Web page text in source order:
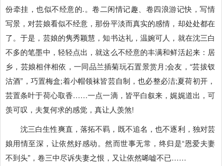
份牵挂，也似不经意的.。卷二闲情记趣、卷四浪游记快，写情
写景，对芸娘看似不经意，那份平淡而真实的感情，却处处都在
了。于是，芸娘的隽秀颖慧，知书达礼，温婉可人，就在沈三白
不多的笔墨中，轻轻点出，就这么不经意的丰满和鲜活起来：居
乡，芸娘相伴相依，一同品兰插菊玩石置景赏月;会友，“芸拔钗
沽酒”，巧置梅盒;着小帽领袜皆芸自制，也必整必洁;夏荷初开，
芸置条叶于荷心取香……一点一滴，皆平白叙来，娓娓道出，可
羡可叹，夫复何求的感觉，真让人羡煞!
沈三白生性爽直，落拓不羁，既不追名，也不逐利，独对芸
娘用情至深，让依然好感动。然而世事无常，终归是“恩爱夫妻
不到头”，卷三中尽诉失妻之恨，又让依然唏嘘不已……